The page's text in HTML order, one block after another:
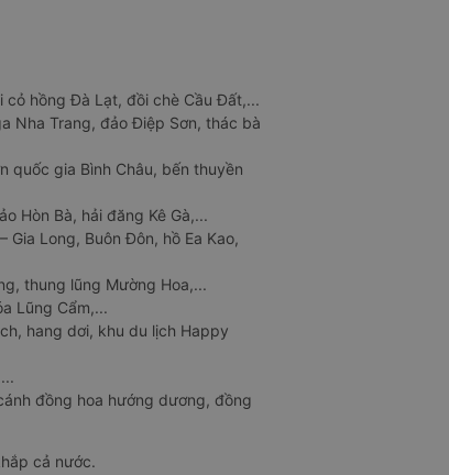
cỏ hồng Đà Lạt, đồi chè Cầu Đất,...
Nha Trang, đảo Điệp Sơn, thác bà
quốc gia Bình Châu, bến thuyền
Hòn Bà, hải đăng Kê Gà,...
Long, Buôn Đôn, hồ Ea Kao,
thung lũng Mường Hoa,...
Lũng Cẩm,...
hang dơi, khu du lịch Happy
đồng hoa hướng dương, đồng
cả nước.